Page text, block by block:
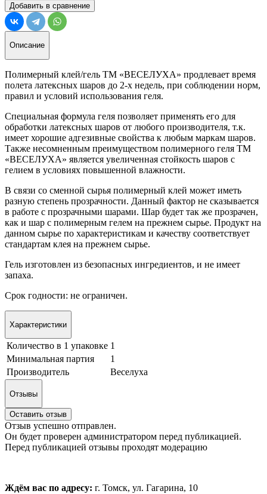
Добавить в сравнение
Описание
Полимерный клей/гель ТМ «ВЕСЕЛУХА» продлевает время
полета латексных шаров до 2-х недель, при соблюдении норм,
правил и условий использования геля.
Специальная формула геля позволяет применять его для
обработки латексных шаров от любого производителя, т.к.
имеет хорошие адгезивные свойства к любым маркам шаров.
Также несомненным преимуществом полимерного геля ТМ
«ВЕСЕЛУХА» является увеличенная стойкость шаров с
гелием в условиях повышенной влажности.
В связи со сменной сырья полимерный клей может иметь
разную степень прозрачности. Данный фактор не сказывается
в работе с прозрачными шарами. Шар будет так же прозрачен,
как и шар с полимерным гелем на прежнем сырье. Продукт на
данном сырье по характеристикам и качеству соответствует
стандартам клея на прежнем сырье.
Гель изготовлен из безопасных ингредиентов, и не имеет
запаха.
Срок годности: не ограничен.
Характеристики
Количество в 1 упаковке 1
Минимальная партия
1
Производитель
Веселуха
Отзывы
Оставить отзыв
Отзыв успешно отправлен.
Он будет проверен администратором перед публикацией.
Перед публикацией отзывы проходят модерацию
Ждём вас по адресу: г. Томск, ул. Гагарина, 10